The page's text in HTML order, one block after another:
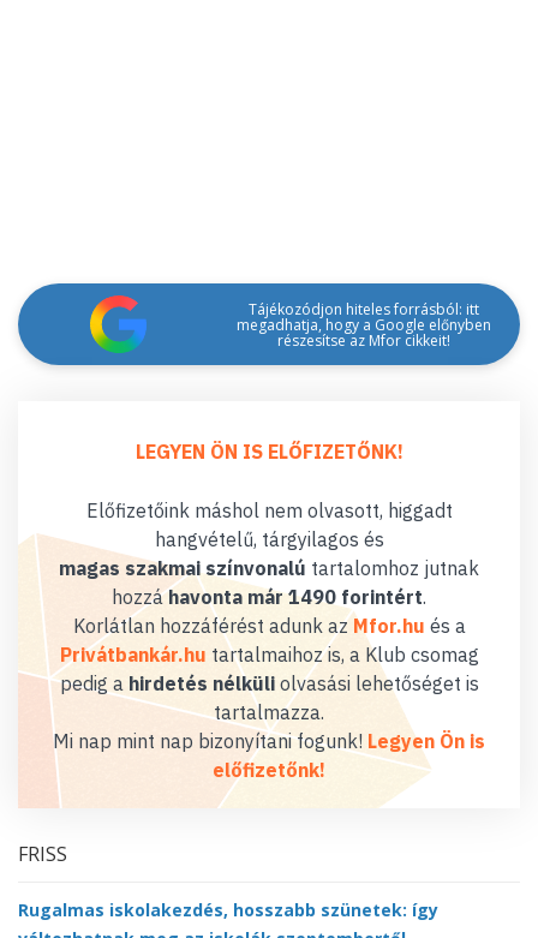
Tájékozódjon hiteles forrásból: itt
megadhatja, hogy a Google előnyben
részesítse az Mfor cikkeit!
LEGYEN ÖN IS ELŐFIZETŐNK!
Előfizetőink máshol nem olvasott, higgadt
hangvételű, tárgyilagos és
magas szakmai színvonalú tartalomhoz jutnak
hozzáhavonta már 1490 forintért.
Korlátlan hozzáférést adunk az Mfor.hu és a
Privátbankár.hu tartalmaihoz is, a Klub csomag
pedig a hirdetés nélküliolvasási lehetőséget is
tartalmazza.
Mi nap mint nap bizonyítani fogunk! Legyen Ön is
előfizetőnk!
FRISS
Rugalmas iskolakezdés, hosszabb szünetek: így